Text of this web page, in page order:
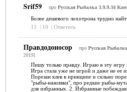
Srif59 про Русская Рыбалка 3.9.9.34
Более дешевого лохотрона трудно
11
| 10 | Ответить
Правдодоносор про Русская
2019]
Пишу только правду. Играю в эту игру
Игра стала уже не игрой и даже не ее
Порезан клев в принципе и сильно
"рыбы-наживки", про редкие рыбы-
для избранных. 2. Избранные